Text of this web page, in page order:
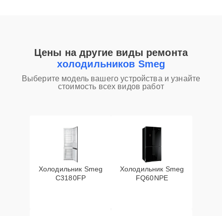
Цены на другие виды ремонта
холодильников Smeg
Выберите модель вашего устройства и узнайте
стоимость всех видов работ
Холодильник Smeg
C3180FP
Холодильник Smeg
FQ60NPE